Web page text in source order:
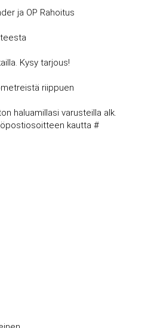
ja OP Rahoitus
Kysy tarjous!
riippuen
haluamillasi varusteilla alk.
kautta #